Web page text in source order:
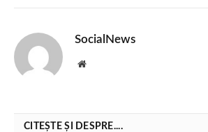
SocialNews
Website
CITEȘTE ȘI DESPRE....